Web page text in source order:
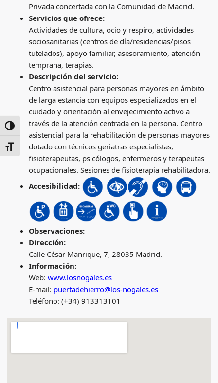
ALTERNAR ALTO CONTRASTE
ALTERNAR TAMAÑO DE LETRA
Privada concertada con la Comunidad de Madrid.
Servicios que ofrece:
Actividades de cultura, ocio y respiro, actividades
sociosanitarias (centros de día/residencias/pisos
tutelados), apoyo familiar, asesoramiento, atención
temprana, terapias.
Descripción del servicio:
Centro asistencial para personas mayores en ámbito
de larga estancia con equipos especializados en el
cuidado y orientación al envejecimiento activo a
través de la atención centrada en la persona. Centro
asistencial para la rehabilitación de personas mayores
dotado con técnicos geriatras especialistas,
fisioterapeutas, psicólogos, enfermeros y terapeutas
ocupacionales. Sesiones de fisioterapia rehabilitadora.
Accesibilidad:
Observaciones:
Dirección:
Calle César Manrique, 7, 28035 Madrid.
Información:
Web: www.losnogales.es
E-mail: puertadehierro@los-nogales.es
Teléfono: (+34) 913313101